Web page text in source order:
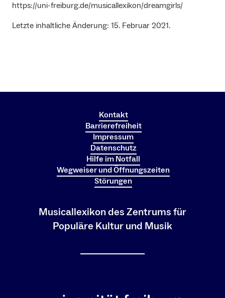
https://uni-freiburg.de/musicallexikon/dreamgirls/
Letzte inhaltliche Änderung: 15. Februar 2021.
Kontakt
Barrierefreiheit
Impressum
Datenschutz
Hilfe im Notfall
Wegweiser und Öffnungszeiten
Störungen
Musicallexikon des Zentrums für
Populäre Kultur und Musik